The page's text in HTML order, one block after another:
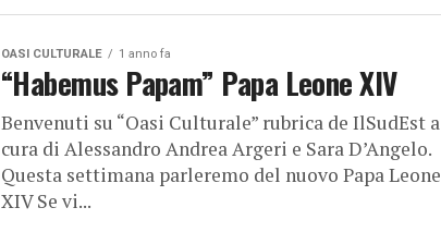
OASI CULTURALE 1 anno fa
“Habemus Papam” Papa Leone XIV
Benvenuti su “Oasi Culturale” rubrica de IlSudEst a
cura di Alessandro Andrea Argeri e Sara D’Angelo.
Questa settimana parleremo del nuovo Papa Leone
XIV Se vi...